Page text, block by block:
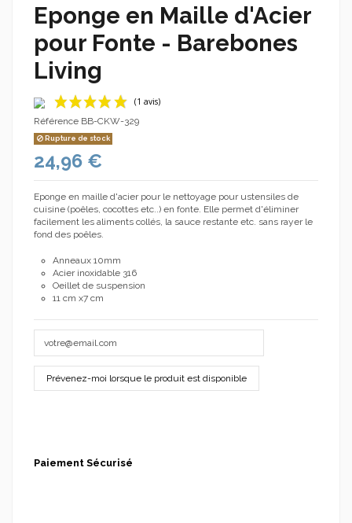
Eponge en Maille d'Acier
pour Fonte - Barebones
Living
Référence BB-CKW-329
Rupture de stock
24,96 €
Eponge en maille d'acier pour le nettoyage pour ustensiles de
cuisine (poêles, cocottes etc..) en fonte. Elle permet d'éliminer
facilement les aliments collés, la sauce restante etc. sans rayer le
fond des poêles.
Anneaux 10mm
Acier inoxidable 316
Oeillet de suspension
11 cm x7 cm
Paiement Sécurisé